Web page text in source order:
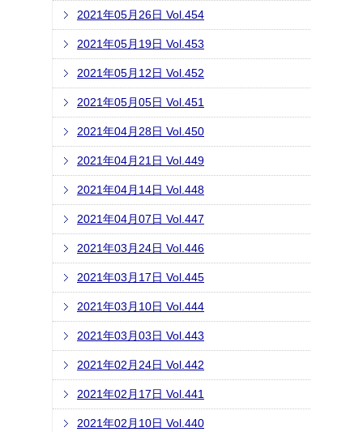
2021年05月26日 Vol.454
2021年05月19日 Vol.453
2021年05月12日 Vol.452
2021年05月05日 Vol.451
2021年04月28日 Vol.450
2021年04月21日 Vol.449
2021年04月14日 Vol.448
2021年04月07日 Vol.447
2021年03月24日 Vol.446
2021年03月17日 Vol.445
2021年03月10日 Vol.444
2021年03月03日 Vol.443
2021年02月24日 Vol.442
2021年02月17日 Vol.441
2021年02月10日 Vol.440